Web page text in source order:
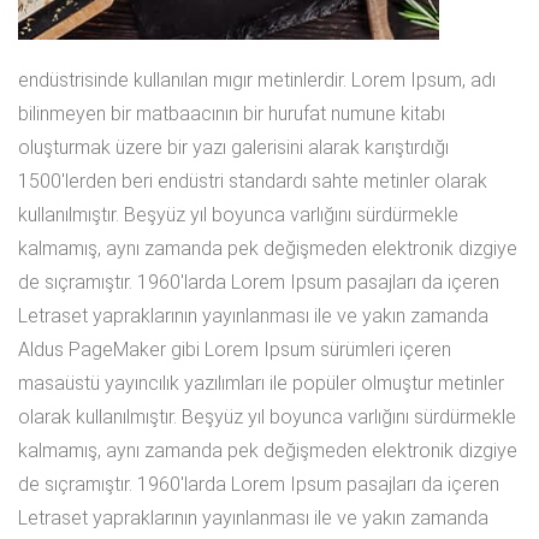
endüstrisinde kullanılan mıgır metinlerdir. Lorem Ipsum, adı
bilinmeyen bir matbaacının bir hurufat numune kitabı
oluşturmak üzere bir yazı galerisini alarak karıştırdığı
1500'lerden beri endüstri standardı sahte metinler olarak
kullanılmıştır. Beşyüz yıl boyunca varlığını sürdürmekle
kalmamış, aynı zamanda pek değişmeden elektronik dizgiye
de sıçramıştır. 1960'larda Lorem Ipsum pasajları da içeren
Letraset yapraklarının yayınlanması ile ve yakın zamanda
Aldus PageMaker gibi Lorem Ipsum sürümleri içeren
masaüstü yayıncılık yazılımları ile popüler olmuştur metinler
olarak kullanılmıştır. Beşyüz yıl boyunca varlığını sürdürmekle
kalmamış, aynı zamanda pek değişmeden elektronik dizgiye
de sıçramıştır. 1960'larda Lorem Ipsum pasajları da içeren
Letraset yapraklarının yayınlanması ile ve yakın zamanda